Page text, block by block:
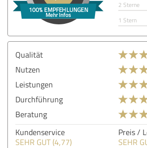
2 Sterne
1 Stern
Qualität
Nutzen
Leistungen
Durchführung
Beratung
Kundenservice
SEHR GUT (4,77)
Preis /
SEHR